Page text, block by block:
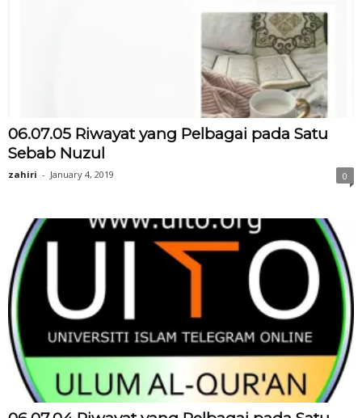
06.07.05 Riwayat yang Pelbagai pada Satu
Sebab Nuzul
zahiri - January 4, 2019 0